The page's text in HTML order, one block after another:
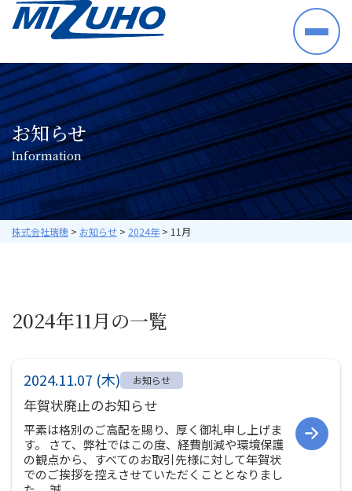
HOME
事業案内
半導体・電子部品・材料
産業機械・制御機器
空調機器・住宅設備機器
プラントシステム
海外ビジネス
取り扱いメーカー
暮らしの中の瑞穂
研修・教育について
募集要項
会社案内
ご挨拶
会社概要
お知らせ
Information
株式会社瑞穂 > お知らせ > 2024年> 11月
2024年11月の一覧
2024.11.07 (木) お知らせ
年賀状廃止のお知らせ
平素は格別のご高配を賜り、厚く御礼申し上げま
す。 さて、弊社ではこの度、経費削減や環境保護
の観点から、すべてのお取引先様に対して年賀状
でのご挨拶を控えさせていただくこととなりまし